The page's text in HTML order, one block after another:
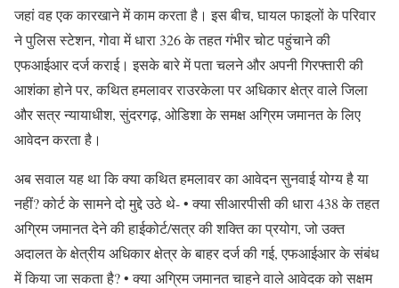
जहां वह एक कारखाने में काम करता है। इस बीच, घायल फाइलों के परिवार
ने पुलिस स्टेशन, गोवा में धारा 326 के तहत गंभीर चोट पहुंचाने की
एफआईआर दर्ज कराई। इसके बारे में पता चलने और अपनी गिरफ्तारी की
आशंका होने पर, कथित हमलावर राउरकेला पर अधिकार क्षेत्र वाले जिला
और सत्र न्यायाधीश, सुंदरगढ़, ओडिशा के समक्ष अग्रिम जमानत के लिए
आवेदन करता है।
अब सवाल यह था कि क्या कथित हमलावर का आवेदन सुनवाई योग्य है या
नहीं? कोर्ट के सामने दो मुद्दे उठे थे- • क्या सीआरपीसी की धारा 438 के तहत
अग्रिम जमानत देने की हाईकोर्ट/सत्र की शक्ति का प्रयोग, जो उक्त
अदालत के क्षेत्रीय अधिकार क्षेत्र के बाहर दर्ज की गई, एफआईआर के संबंध
में किया जा सकता है? • क्या अग्रिम जमानत चाहने वाले आवेदक को सक्षम